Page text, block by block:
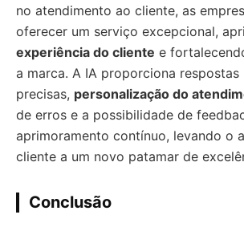
no atendimento ao cliente, as
oferecer um serviço excepcional,
experiência do cliente e
a marca. A IA proporciona respostas
precisas, personalização do
de erros e a possibilidade de
aprimoramento contínuo, levando o
cliente a um novo patamar de
Conclusão